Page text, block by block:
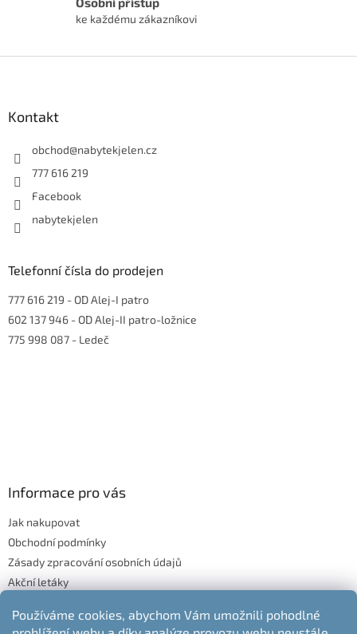
Používáme cookies, abychom Vám umožnili pohodlné
ke každému zákazníkovi
Kontakt
obchod@nabytekjelen.cz
777 616 219
Facebook
nabytekjelen
Telefonní čísla do prodejen
777 616 219 - OD Alej-I patro
602 137 946 - OD Alej-II patro-ložnice
775 998 087 - Ledeč
Informace pro vás
Jak nakupovat
Obchodní podmínky
Zásady zpracování osobních údajů
Akční letáky
Moje objednávka